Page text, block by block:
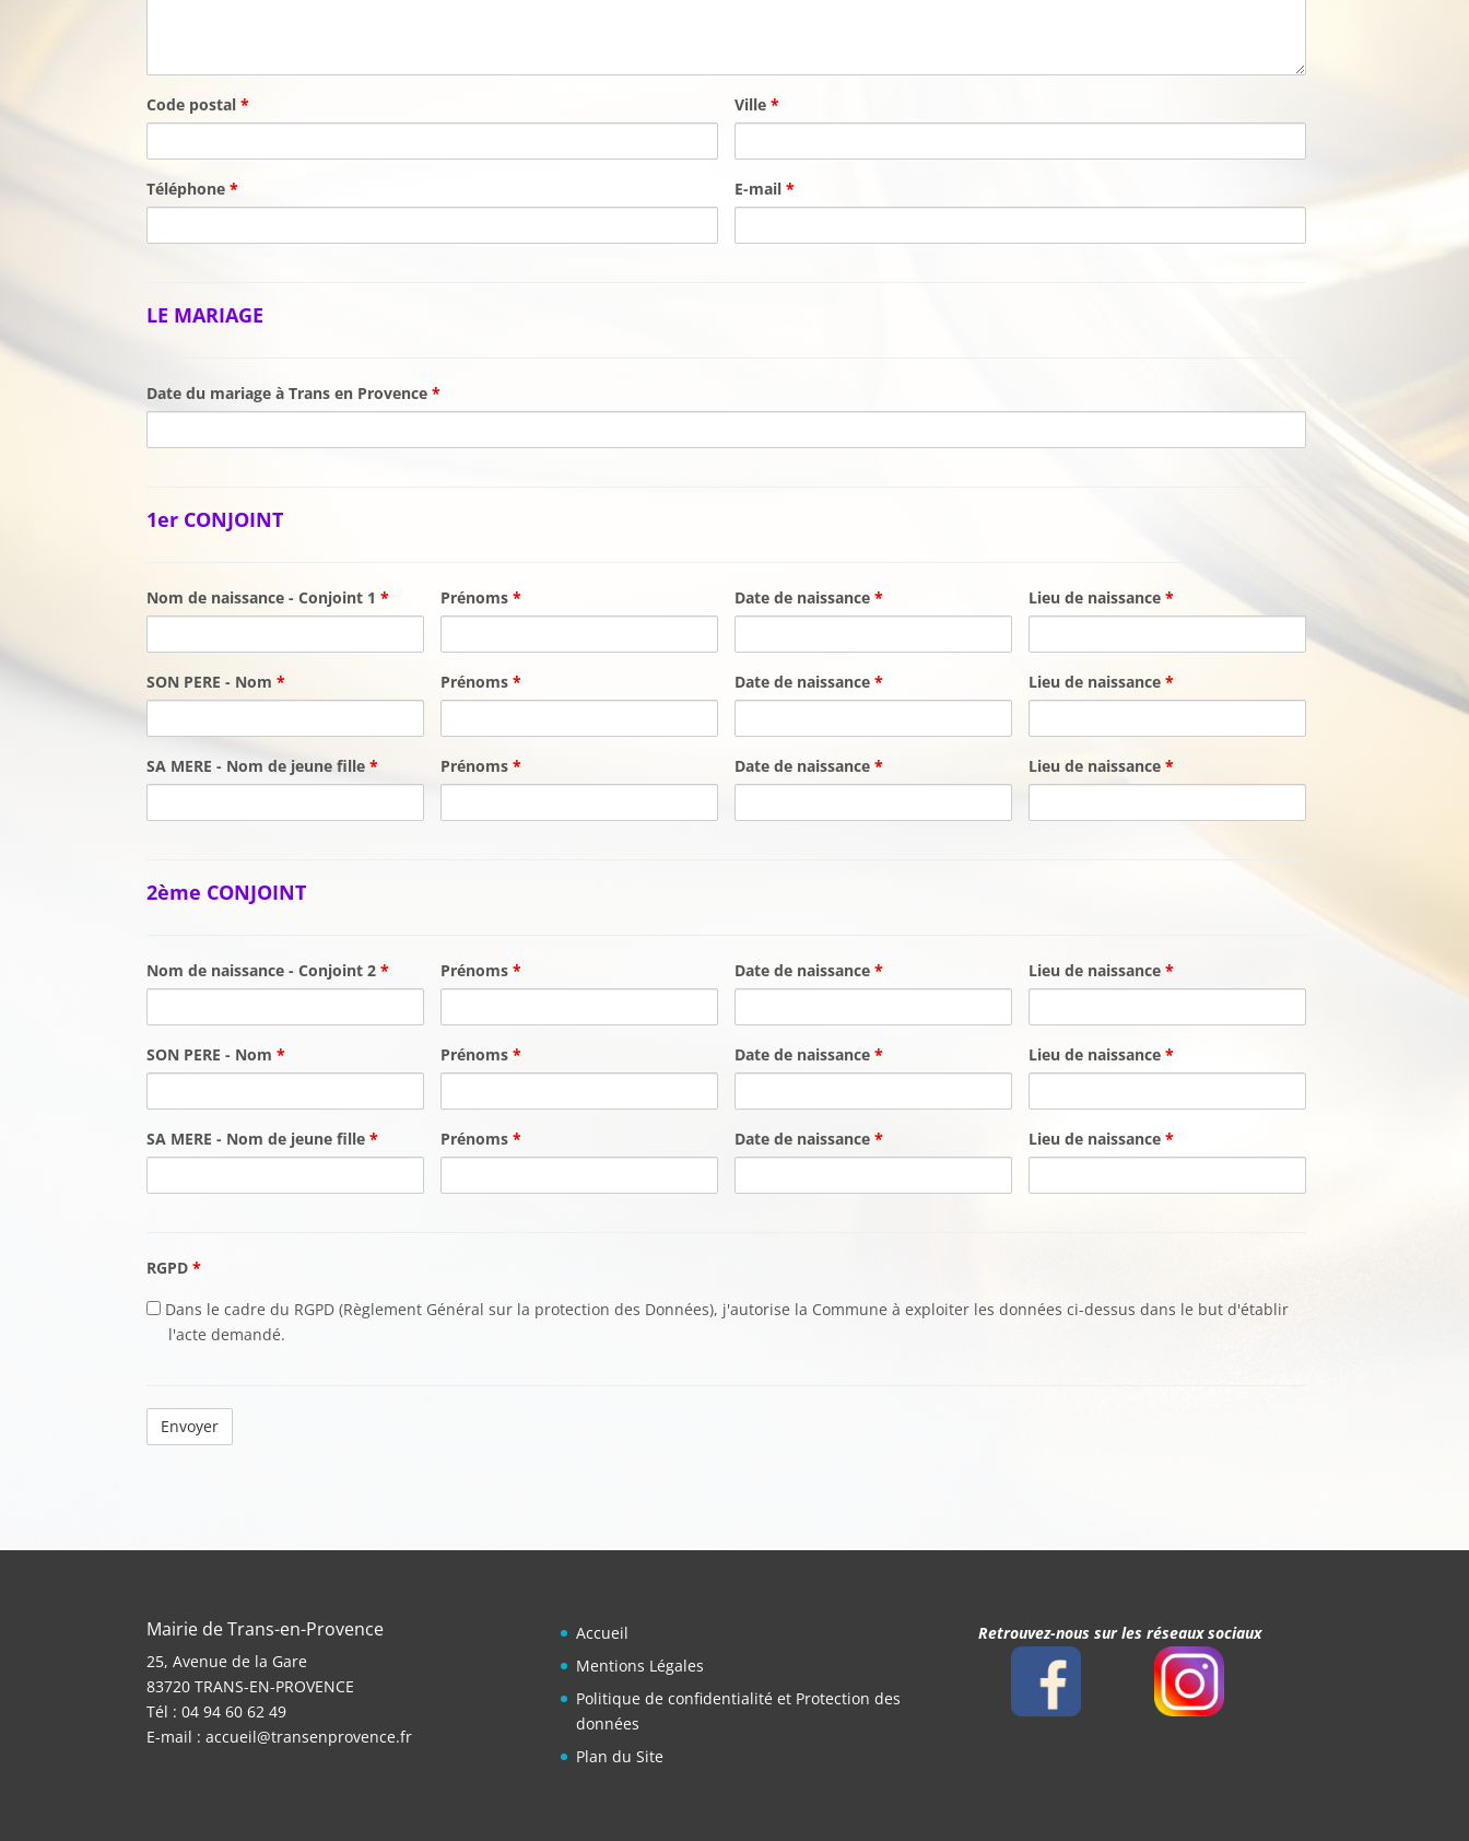
Code postal* Ville *
Téléphone* E-mail *
LE MARIAGE
Date du mariage à Trans en Provence*
1er CONJOINT
Nom de naissance - Conjoint 1* Prénoms* Date de naissance * Lieu de naissance *
SON PERE - Nom* Prénoms* Date de naissance * Lieu de naissance *
SA MERE - Nom de jeune fille* Prénoms* Date de naissance * Lieu de naissance *
2ème CONJOINT
Nom de naissance - Conjoint 2* Prénoms* Date de naissance * Lieu de naissance *
SON PERE - Nom* Prénoms* Date de naissance * Lieu de naissance *
SA MERE - Nom de jeune fille* Prénoms* Date de naissance * Lieu de naissance *
RGPD*
Dans le cadre du RGPD (Règlement Général sur la protection des Données), j'autorise la Commune à exploiter les données ci-dessus dans le but d'établir
l'acte demandé.
Mairie de Trans-en-Provence
25, Avenue de la Gare
83720 TRANS-EN-PROVENCE
Tél : 04 94 60 62 49
E-mail :accueil@transenprovence.fr
Accueil
Mentions Légales
Politique de confidentialité et Protection des
données
Plan du Site
Retrouvez-nous sur les réseaux sociaux